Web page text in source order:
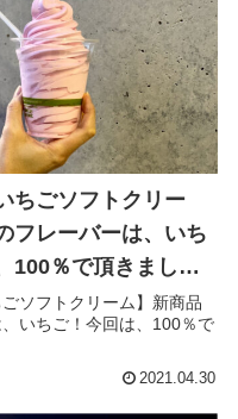
ちごソフトクリー
フレーバーは、いち
100％で頂きまし
ソフトクリーム】新商品
いちご！今回は、100％で
2021.04.30